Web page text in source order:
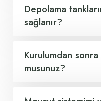
Depolama
sağlanır?
Kurulumdan
musunuz?